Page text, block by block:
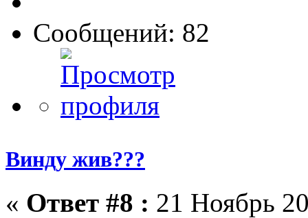
Сообщений: 82
Винду жив???
« Ответ #8 : 21 Ноябрь